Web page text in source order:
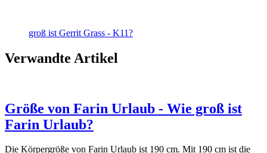
groß ist Gerrit Grass - K11?
Verwandte Artikel
Größe von Farin Urlaub - Wie groß ist
Farin Urlaub?
Die Körpergröße von Farin Urlaub ist 190 cm. Mit 190 cm ist die